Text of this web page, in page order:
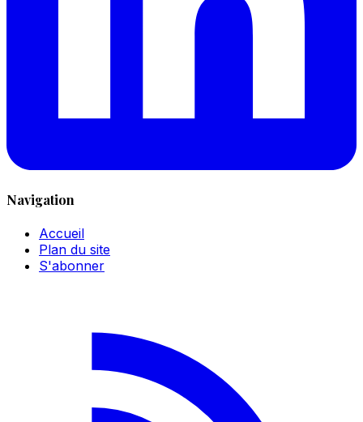
Navigation
Accueil
Plan du site
S'abonner